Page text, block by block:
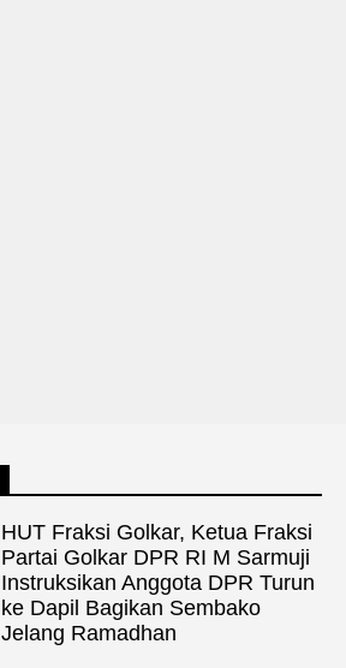
HUT Fraksi Golkar, Ketua Fraksi
Partai Golkar DPR RI M Sarmuji
Instruksikan Anggota DPR Turun
ke Dapil Bagikan Sembako
Jelang Ramadhan